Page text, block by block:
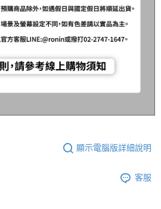
顯示電腦版詳細說明
客服